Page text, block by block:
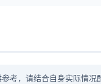
考，请结合自身实际情况